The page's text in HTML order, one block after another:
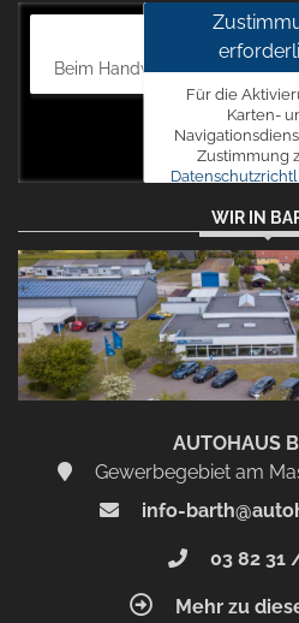
Autohaus
Beim Handweiser 19, 18311
Für die
Karten-
Zustimmung
und
WIR IN
AUTOHAUS
Gewerbegebiet am
info-
03 82 31
Mehr zu